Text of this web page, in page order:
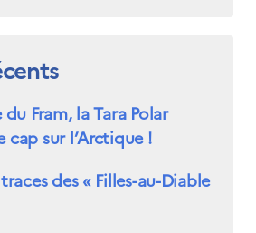
du Fram, la Tara Polar
sur l’Arctique !
des « Filles-au-Diable